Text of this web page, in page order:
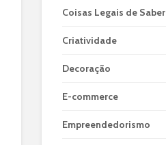
Coisas Legais de Saber
Criatividade
Decoração
E-commerce
Empreendedorismo